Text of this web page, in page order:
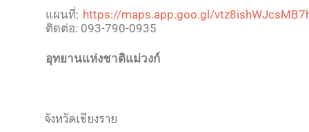
แผนที่: https://maps.app.goo.gl/
ติดต่อ: 093-790-0935
อุทยานแห่งชาติแม่วงก์
จังหวัดเชียงราย